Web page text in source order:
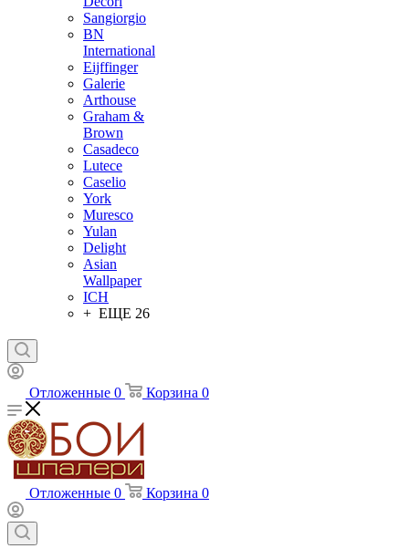
Sangiorgio
BN
International
Eijffinger
Galerie
Arthouse
Graham &
Brown
Casadeco
Lutece
Caselio
York
Muresco
Yulan
Delight
Asian
Wallpaper
ICH
+ ЕЩЕ 26
Отложенные 0 Корзина 0
Отложенные 0 Корзина 0